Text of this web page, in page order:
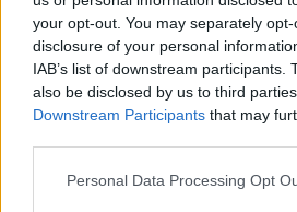
your opt-out. You may separately
disclosure of your personal
IAB’s list of downstream participants.
also be disclosed by us to third
Downstream Participants that may
Personal Data Processing Opt